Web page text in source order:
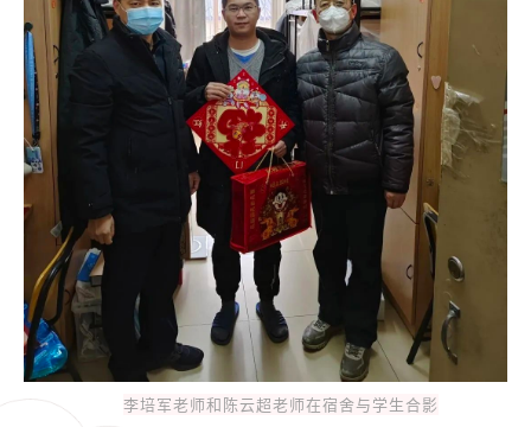
李培军老师和陈云超老师在宿舍与学生合影